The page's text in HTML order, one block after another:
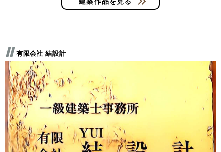
有限会社 結設計